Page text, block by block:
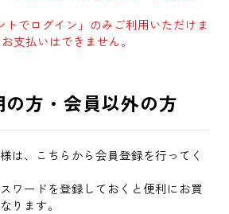
トでログイン」のみご利用いただけま
支払いはできません。
方・会員以外の方
は、こちらから会員登録を行ってく
ワードを登録しておくと便利にお買
ります。